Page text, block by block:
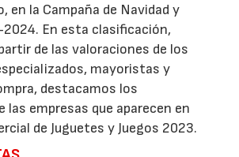
en la Campaña de Navidad y
2024. En esta clasificación,
de las valoraciones de los
mayoristas y
destacamos los
las empresas que aparecen en
de Juguetes y Juegos 2023.